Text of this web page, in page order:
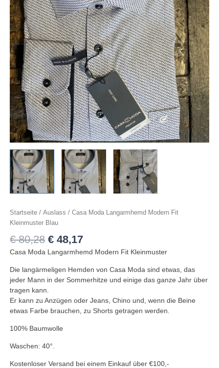
Startseite / Auslass / Casa Moda Langarmhemd Modern Fit
Kleinmuster Blau
€80,28 € 48,17
Casa Moda Langarmhemd Modern Fit Kleinmuster
Die langärmeligen Hemden von Casa Moda sind etwas, das
jeder Mann in der Sommerhitze und einige das ganze Jahr über
tragen kann.
Er kann zu Anzügen oder Jeans, Chino und, wenn die Beine
etwas Farbe brauchen, zu Shorts getragen werden.
100% Baumwolle
Waschen: 40°.
Kostenloser Versand bei einem Einkauf über €100,-